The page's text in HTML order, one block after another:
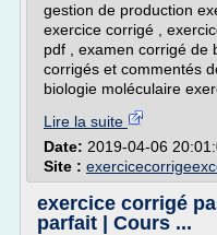
gestion de production
exercice corrigé ,
pdf , examen corrigé de
corrigés et commentés
biologie moléculaire
Lire la suite
Date: 2019-04-06
Site :
exercice corrigé
parfait | Cours ...